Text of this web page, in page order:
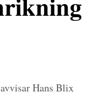
Hans Blix